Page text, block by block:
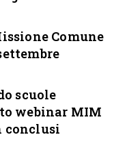
Comune
scuole
webinar MIM
conclusi